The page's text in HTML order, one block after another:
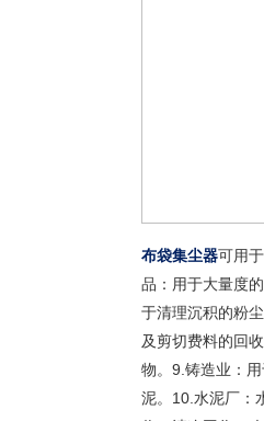
布袋集尘器可用
品：用于大量度
于清理沉积的粉
及剪切费料的回
物。9.铸造业：
泥。10.水泥厂：